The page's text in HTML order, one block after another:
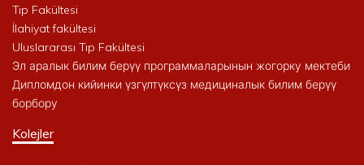
Tıp Fakültesi
İlahiyat fakültesi
Uluslararası Tıp Fakültesi
Эл аралык билим берүү программаларынын жогорку мектеби
Дипломдон кийинки үзгүлтүксүз медициналык билим берүү
борбору
Kolejler